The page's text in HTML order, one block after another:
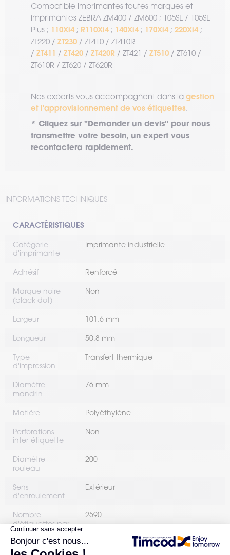
Compatible imprimantes toutes marques et
imprimantes ZEBRA ZM400 / ZM600 ; 105SL / 105SL
Plus ; 110Xi4 ; R110Xi4 ; 140Xi4 ; 170Xi4 ; 220Xi4 ;
ZT220 / ZT230 / ZT410 / ZT410R
/ ZT411 / ZT420 / ZT420R / ZT421 / ZT510 / ZT610 /
ZT610R / ZT620 / ZT620R
Nos experts vous accompagnent dans la gestion
et l'approvisionnement de vos étiquettes.
* Cliquez sur "Demander un devis" pour nous
transmettre votre besoin, un expert vous
recontactera rapidement.
INFORMATIONS TECHNIQUES
CARACTÉRISTIQUES
Catégorie
d'imprimante
Imprimante industrielle
Adhésif Renforcé
Marque noire
(black dot)
Non
Largeur 101.6 mm
Longueur 50.8 mm
Type
d'impression
Transfert thermique
Diamètre
mandrin
76 mm
Matière Polyéthylène
Perforations
inter-étiquette
Non
Diamètre
rouleau
200
Sens
d'enroulement
Extérieur
Nombre
d'étiquettes par
rouleau
2590
Nombre de